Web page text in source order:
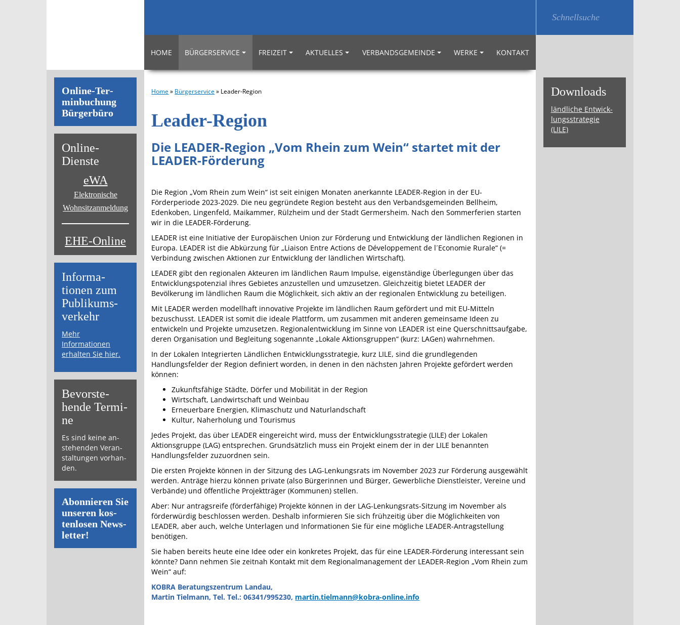
HOME BÜRGERSERVICE FREIZEIT AKTUELLES VERBANDSGEMEINDE WERKE KONTAKT
On­line-Ter­
min­bu­chung
Bür­ger­bü­ro
On­line-
Diens­te
eWA
Elektronische
Wohnsitz­anmeldung
EHE-Online
Informa­
tionen zum
Publikums­­
verkehr
Mehr
Informationen
erhalten Sie hier.
Bevor­ste­
hende Ter­mi­
ne
Es sind keine an­
ste­hen­den Ver­an­
stal­tun­gen vor­han­
den.
Abon­nie­ren Sie
un­se­ren kos­
ten­lo­sen News­
let­ter!
Home» Bürgerservice» Leader-Region
Leader-Region
Die LEADER-Region „Vom Rhein zum Wein“ startet mit der
LEADER-Förderung
Die Region „Vom Rhein zum Wein“ ist seit einigen Monaten anerkannte LEADER-Region in der EU-
Förderperiode 2023-2029. Die neu gegründete Region besteht aus den Verbandsgemeinden Bellheim,
Edenkoben, Lingenfeld, Maikammer, Rülzheim und der Stadt Germersheim. Nach den Sommerferien starten
wir in die LEADER-Förderung.
LEADER ist eine Initiative der Europäischen Union zur Förderung und Entwicklung der ländlichen Regionen in
Europa. LEADER ist die Abkürzung für „Liaison Entre Actions de Développement de l´Economie Rurale“ (=
Verbindung zwischen Aktionen zur Entwicklung der ländlichen Wirtschaft).
LEADER gibt den regionalen Akteuren im ländlichen Raum Impulse, eigenständige Überlegungen über das
Entwicklungspotenzial ihres Gebietes anzustellen und umzusetzen. Gleichzeitig bietet LEADER der
Bevölkerung im ländlichen Raum die Möglichkeit, sich aktiv an der regionalen Entwicklung zu beteiligen.
Mit LEADER werden modellhaft innovative Projekte im ländlichen Raum gefördert und mit EU-Mitteln
bezuschusst. LEADER ist somit die ideale Plattform, um zusammen mit anderen gemeinsame Ideen zu
entwickeln und Projekte umzusetzen. Regionalentwicklung im Sinne von LEADER ist eine Querschnittsaufgabe,
deren Organisation und Begleitung sogenannte „Lokale Aktionsgruppen“ (kurz: LAGen) wahrnehmen.
In der Lokalen Integrierten Ländlichen Entwicklungsstrategie, kurz LILE, sind die grundlegenden
Handlungsfelder der Region definiert worden, in denen in den nächsten Jahren Projekte gefördert werden
können:
Zukunftsfähige Städte, Dörfer und Mobilität in der Region
Wirtschaft, Landwirtschaft und Weinbau
Erneuerbare Energien, Klimaschutz und Naturlandschaft
Kultur, Naherholung und Tourismus
Jedes Projekt, das über LEADER eingereicht wird, muss der Entwicklungsstrategie (LILE) der Lokalen
Aktionsgruppe (LAG) entsprechen. Grundsätzlich muss ein Projekt einem der in der LILE benannten
Handlungsfelder zuzuordnen sein.
Die ersten Projekte können in der Sitzung des LAG-Lenkungsrats im November 2023 zur Förderung ausgewählt
werden. Anträge hierzu können private (also Bürgerinnen und Bürger, Gewerbliche Dienstleister, Vereine und
Verbände) und öffentliche Projektträger (Kommunen) stellen.
Aber: Nur antragsreife (förderfähige) Projekte können in der LAG-Lenkungsrats-Sitzung im November als
förderwürdig beschlossen werden. Deshalb informieren Sie sich frühzeitig über die Möglichkeiten von
LEADER, aber auch, welche Unterlagen und Informationen Sie für eine mögliche LEADER-Antragstellung
benötigen.
Sie haben bereits heute eine Idee oder ein konkretes Projekt, das für eine LEADER-Förderung interessant sein
könnte? Dann nehmen Sie zeitnah Kontakt mit dem Regionalmanagement der LEADER-Region „Vom Rhein zum
Wein“ auf:
KOBRA Beratungszentrum Landau,
Martin Tielmann, Tel. Tel.: 06341/995230, martin.tielmann@kobra-online.info
Down­loads
länd­li­che Ent­wick­
lungs­stra­te­gie
(LILE)